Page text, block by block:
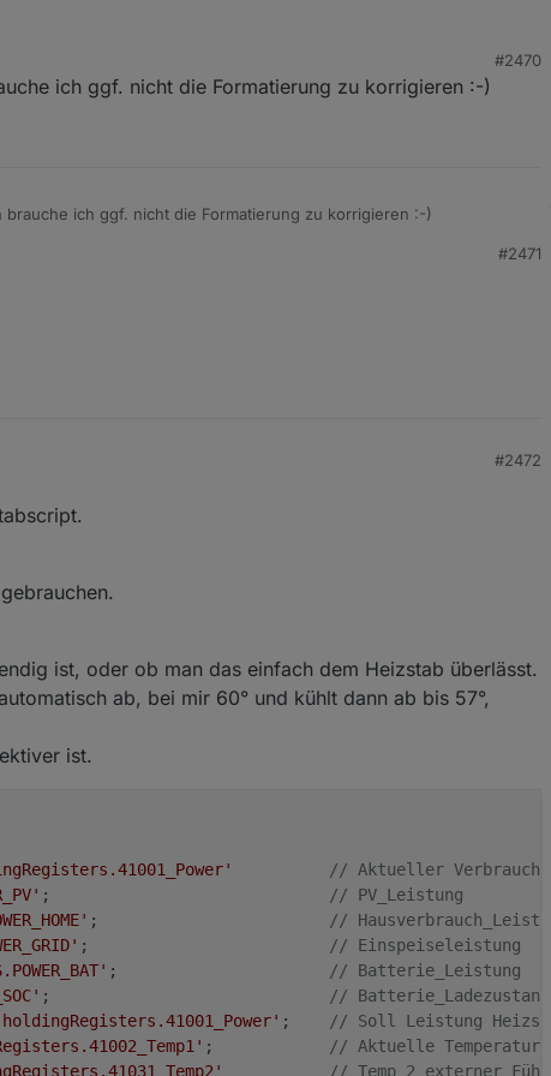
;-)
#2470
ich ggf. nicht die Formatierung zu korrigieren :-)
ich ggf. nicht die Formatierung zu korrigieren :-)
#2471
#2472
ist, oder ob man das einfach dem Heizstab überlässt.
ab, bei mir 60° und kühlt dann ab bis 57°,
ist.
// Aktueller Verbrauch
// PV_Leistung
//
//
;
// Batterie_Leistung
// Batterie_Ladezustand
// Soll Leistung
// Aktuelle Temperatur